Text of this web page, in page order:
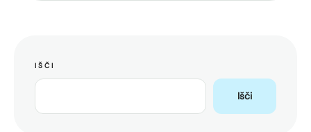
IŠČI
Išči